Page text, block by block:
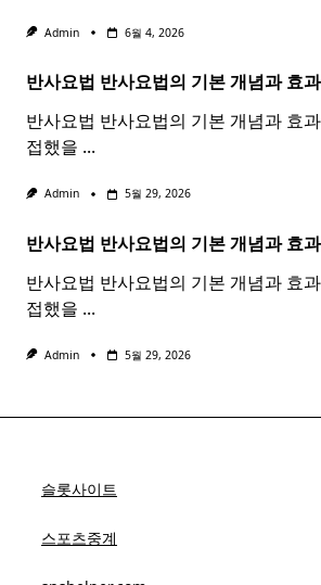
Admin 6월 4, 2026
반사요법 반사요법의 기본 개념과 효과 ​ ​
반사요법 반사요법의 기본 개념과 효
접했을 ...
Admin 5월 29, 2026
반사요법 반사요법의 기본 개념과 효과 ​ ​
반사요법 반사요법의 기본 개념과 효
접했을 ...
Admin 5월 29, 2026
슬롯사이트
스포츠중계